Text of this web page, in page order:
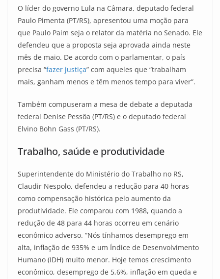
O líder do governo Lula na Câmara, deputado federal
Paulo Pimenta (PT/RS), apresentou uma moção para
que Paulo Paim seja o relator da matéria no Senado. Ele
defendeu que a proposta seja aprovada ainda neste
mês de maio. De acordo com o parlamentar, o país
precisa “fazer justiça” com aqueles que “trabalham
mais, ganham menos e têm menos tempo para viver”.
Também compuseram a mesa de debate a deputada
federal Denise Pessôa (PT/RS) e o deputado federal
Elvino Bohn Gass (PT/RS).
Trabalho, saúde e produtividade
Superintendente do Ministério do Trabalho no RS,
Claudir Nespolo, defendeu a redução para 40 horas
como compensação histórica pelo aumento da
produtividade. Ele comparou com 1988, quando a
redução de 48 para 44 horas ocorreu em cenário
econômico adverso. “Nós tínhamos desemprego em
alta, inflação de 935% e um Índice de Desenvolvimento
Humano (IDH) muito menor. Hoje temos crescimento
econômico, desemprego de 5,6%, inflação em queda e